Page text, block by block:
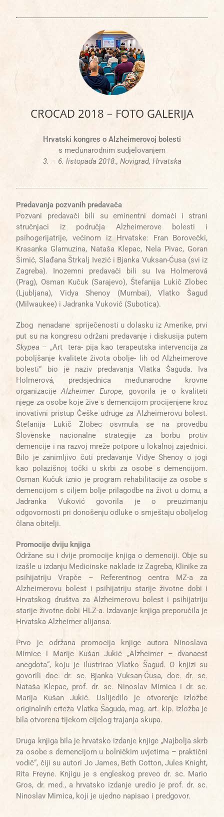
CROCAD 2018 – FOTO GALERIJA
Hrvatski kongres o Alzheimerovoj bolesti
s međunarodnim sudjelovanjem
3. – 6. listopada 2018., Novigrad, Hrvatska
Predavanja pozvanih predavača
Pozvani predavači bili su eminentni domaći i strani
stručnjaci iz područja Alzheimerove bolesti i
psihogerijatrije, većinom iz Hrvatske: Fran Borovečki,
Krasanka Glamuzina, Nataša Klepac, Nela Pivac, Goran
Šimić, Slađana Štrkalj Ivezić i Bjanka Vuksan-Ćusa (svi iz
Zagreba). Inozemni predavači bili su Iva Holmerová
(Prag), Osman Kučuk (Sarajevo), Štefanija Lukič Zlobec
(Ljubljana), Vidya Shenoy (Mumbai), Vlatko Šagud
(Milwaukee) i Jadranka Vuković (Subotica).
Zbog nenadane spriječenosti u dolasku iz Amerike, prvi
put su na kongresu održani predavanje i diskusija putem
Skypea – „Arttera- pija kao terapeutska intervencija za
poboljšanje kvalitete života obolje- lih od Alzheimerove
bolesti“ bio je naziv predavanja Vlatka Šaguda. Iva
Holmerová, predsjednica međunarodne krovne
organizacijeAlzheimerEurope,govorila je o kvaliteti
njege za osobe koje žive s demencijom procijenjene kroz
inovativni pristup Češke udruge za Alzheimerovu bolest.
Štefanija Lukič Zlobec osvrnula se na provedbu
Slovenske nacionalne strategije za borbu protiv
demencije i na razvoj mreže potpore u lokalnoj zajednici.
Bilo je zanimljivo čuti predavanje Vidye Shenoy o jogi
kao polazišnoj točki u skrbi za osobe s demencijom.
Osman Kučuk iznio je program rehabilitacije za osobe s
demencijom s ciljem bolje prilagodbe na život u domu, a
Jadranka Vuković govorila je o preuzimanju
odgovornosti pri donošenju odluke o smještaju oboljelog
člana obitelji.
Promocije dviju knjiga
Održane su i dvije promocije knjiga o demenciji. Obje su
izašle u izdanju Medicinske naklade iz Zagreba, Klinike za
psihijatriju Vrapče – Referentnog centra MZ-a za
Alzheimerovu bolest i psihijatriju starije životne dobi i
Hrvatskog društva za Alzheimerovu bolest i psihijatriju
starije životne dobi HLZ-a. Izdavanje knjiga preporučila je
Hrvatska Alzheimer alijansa.
Prvo je održana promocija knjige autora Ninoslava
Mimice i Marije Kušan Jukić „Alzheimer – dvanaest
anegdota“, koju je ilustrirao Vlatko Šagud. O knjizi su
govorili doc. dr. sc. Bjanka Vuksan-Ćusa, doc. dr. sc.
Nataša Klepac, prof. dr. sc. Ninoslav Mimica i dr. sc.
Marija Kušan Jukić. Uslijedilo je otvorenje izložbe
originalnih crteža Vlatka Šaguda, mag. art. kip. Izložba je
bila otvorena tijekom cijelog trajanja skupa.
Druga knjiga bila je hrvatsko izdanje knjige „Najbolja skrb
za osobe s demencijom u bolničkim uvjetima – praktični
vodič“, čiji su autori Jo James, Beth Cotton, Jules Knight,
Rita Freyne. Knjigu je s engleskog preveo dr. sc. Mario
Gros, dr. med., a hrvatsko izdanje uredio je prof. dr. sc.
Ninoslav Mimica, koji je ujedno napisao i predgovor.